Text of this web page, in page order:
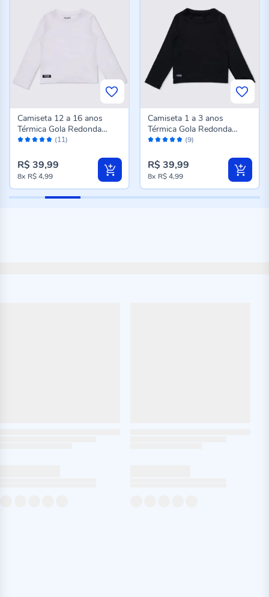
Avaliação: (11)
Camiseta 12 a 16 anos
Térmica Gola Redonda
Fakini Branco
R$ 39,99
8x R$ 4,99
Avaliação: (9)
Camiseta 1 a 3 anos
Térmica Gola Redonda
Fakini Preto
R$ 39,99
8x R$ 4,99